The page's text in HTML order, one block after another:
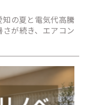
の夏と電気代高騰
が続き、エアコン